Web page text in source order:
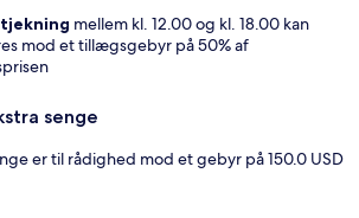
mellem kl. 12.00 og kl. 18.00 kan
mod et tillægsgebyr på 50% af
senge
er til rådighed mod et gebyr på 150.0 USD